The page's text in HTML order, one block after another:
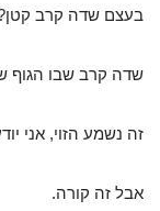
בעצם שדה קרב
שדה קרב שבו הגוף
זה נשמע הזוי, אני
אבל זה קורה.